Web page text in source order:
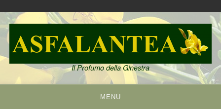
Skip
to
content
Il Profumo della Ginestra
MENU